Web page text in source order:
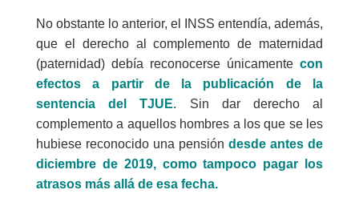
No obstante lo anterior, el INSS entendía, además,
que el derecho al complemento de maternidad
(paternidad) debía reconocerse únicamente con
efectos a partir de la publicación de la
sentencia del TJUE. Sin dar derecho al
complemento a aquellos hombres a los que se les
hubiese reconocido una pensión desde antes de
diciembre de 2019, como tampoco pagar los
atrasos más allá de esa fecha.